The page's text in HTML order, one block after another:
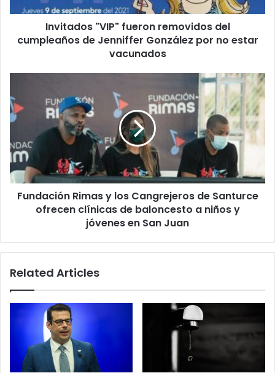
González
no
Invitados "VIP" fueron removidos del
cumpleaños de Jenniffer González por no estar
vacunados
y
los
Cangrejeros
de
Santurce
ofrecen
clínicas
de
baloncesto
y
en
Fundación Rimas y los Cangrejeros de Santurce
ofrecen clínicas de baloncesto a niños y
jóvenes en San Juan
Related Articles